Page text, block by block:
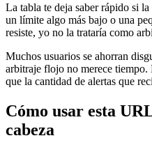
La tabla te deja saber rápido si
un límite algo más bajo o una
resiste, yo no la trataría como
Muchos usuarios se ahorran
arbitraje flojo no merece
que la cantidad de alertas que
Cómo usar esta
cabeza